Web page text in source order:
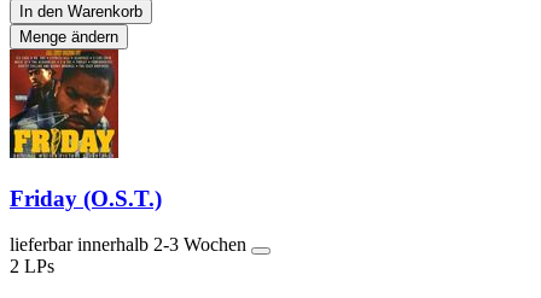
In den Warenkorb
Menge ändern
Friday (O.S.T.)
lieferbar innerhalb 2-3 Wochen
2 LPs